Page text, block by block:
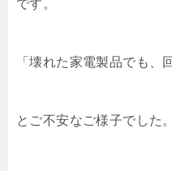
です。
「壊れた家電製品でも、
とご不安なご様子でした。